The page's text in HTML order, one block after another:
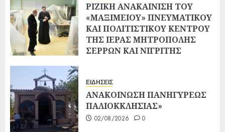
ΡΙΖΙΚΗ ΑΝΑΚΑΙΝΙΣΗ ΤΟΥ
«ΜΑΞΙΜΕΙΟΥ» ΠΝΕΥΜΑΤΙΚΟΥ
ΚΑΙ ΠΟΛΙΤΙΣΤΙΚΟΥ ΚΕΝΤΡΟΥ
ΤΗΣ ΙΕΡΑΣ ΜΗΤΡΟΠΟΛΗΣ
ΣΕΡΡΩΝ ΚΑΙ ΝΙΓΡΙΤΗΣ
ΕΙΔΗΣΕΙΣ
ΑΝΑΚΟΙΝΩΣΗ ΠΑΝΗΓΥΡΕΩΣ
ΠΑΛΙΟΚΚΛΗΣΙΑΣ»
02/08/2026 0